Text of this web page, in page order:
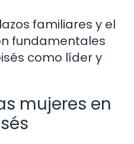
familiares y el
fundamentales
como líder y
mujeres en